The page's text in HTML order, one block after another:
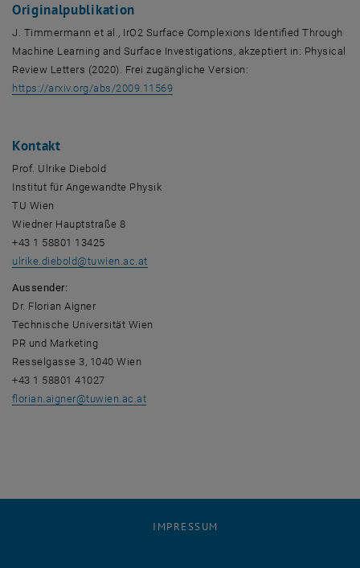
Originalpublikation
J. Timmermann et al., IrO2 Surface Complexions Identified Through
Machine Learning and Surface Investigations , akzeptiert in: Physical
Review Letters (2020). Frei zugängliche Version:
https://arxiv.org/abs/2009.11569, öffnet eine externe URL in einem
Kontakt
Prof. Ulrike Diebold
Institut für Angewandte Physik
TU Wien
Wiedner Hauptstraße 8
+43 1 58801 13425
ulrike.diebold@tuwien.ac.at
Aussender:
Dr. Florian Aigner
Technische Universität Wien
PR und Marketing
Resselgasse 3, 1040 Wien
+43 1 58801 41027
florian.aigner@tuwien.ac.at
IMPRESSUM